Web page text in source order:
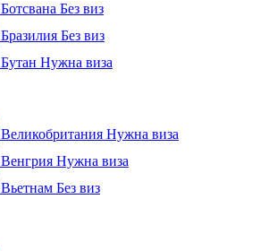
Ботсвана Без виз
Бразилия Без виз
Бутан Нужна виза
Великобритания Нужна виза
Венгрия Нужна виза
Вьетнам Без виз